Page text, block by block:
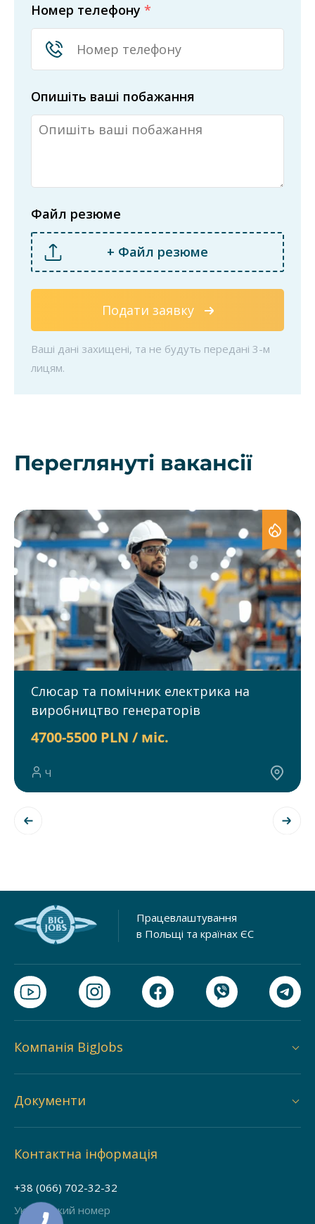
Номер телефону *
Опишіть ваші побажання
Файл резюме
+ Файл резюме
Подати заявку
Ваші дані захищені, та не будуть передані 3-м
лицям.
Переглянуті вакансії
Слюсар та помічник електрика на
виробництво генераторів
4700-5500 PLN / міс.
Ч
Працевлаштування
в Польщі та країнах ЄС
Компанія BigJobs
Документи
Контактна інформація
+38 (066) 702-32-32
Український номер